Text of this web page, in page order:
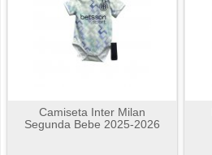
Camiseta Inter Milan
Segunda Bebe 2025-2026